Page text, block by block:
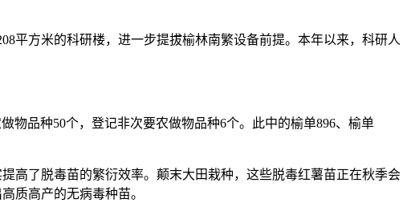
方米的科研楼，进一步提拔榆林南繁设备前提。本年以来，科研人
品种50个，登记非次要农做物品种6个。此中的榆单896、榆单
了脱毒苗的繁衍效率。颠末大田栽种，这些脱毒红薯苗正在秋季会
质高产的无病毒种苗。